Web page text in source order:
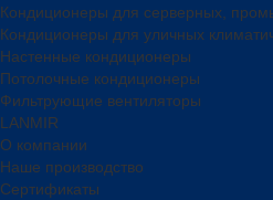
Кондиционеры для серверных,
Кондиционеры для уличных
Настенные кондиционеры
Потолочные кондиционеры
Фильтрующие вентиляторы
LANMIR
О компании
Наше производство
Сертификаты